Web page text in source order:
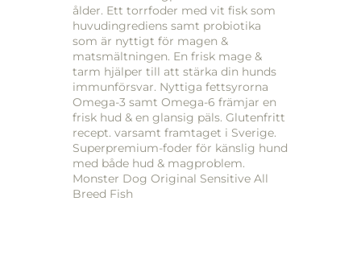
ålder. Ett torrfoder med vit fisk som
huvudingrediens samt probiotika
som är nyttigt för magen &
matsmältningen. En frisk mage &
tarm hjälper till att stärka din hunds
immunförsvar. Nyttiga fettsyrorna
Omega-3 samt Omega-6 främjar en
frisk hud & en glansig päls. Glutenfritt
recept. varsamt framtaget i Sverige.
Superpremium-foder för känslig hund
med både hud & magproblem.
Monster Dog Original Sensitive All
Breed Fish